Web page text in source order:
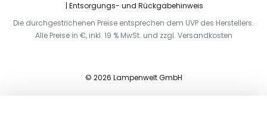
Entsorgungs- und Rückgabehinweis
Die durchgestrichenen Preise entsprechen dem UVP des Herstellers.
Alle Preise in €, inkl. 19 % MwSt. und zzgl. Versandkosten
© 2026 Lampenwelt GmbH